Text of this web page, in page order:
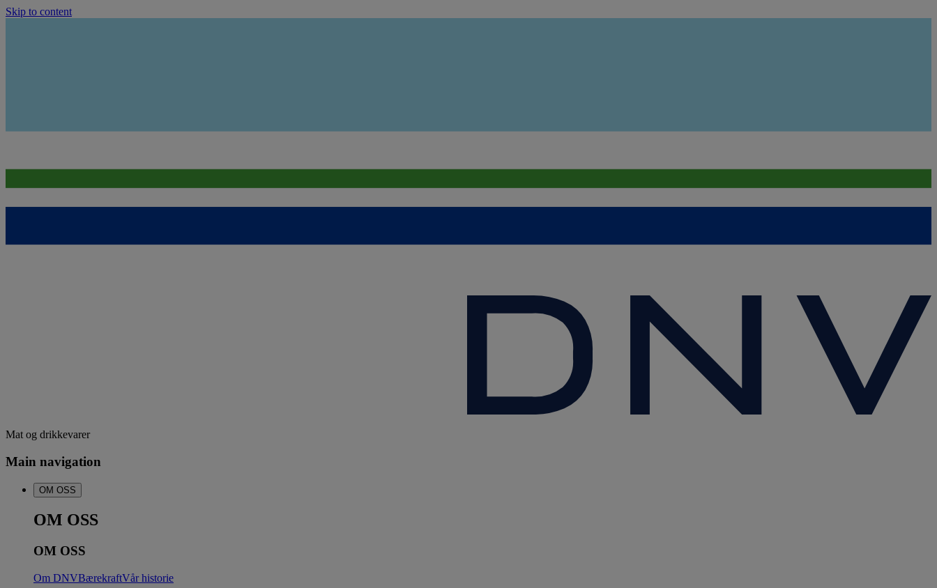
Skip to content
Mat og drikkevarer
Main navigation
OM OSS
OM OSS
OM OSS
Om DNVBærekraftVår historie